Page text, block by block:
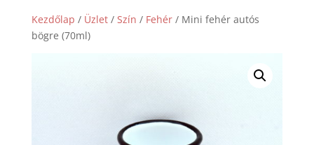
Kezdőlap / Üzlet/ Szín / Fehér/ Mini fehér autós
bögre (70ml)